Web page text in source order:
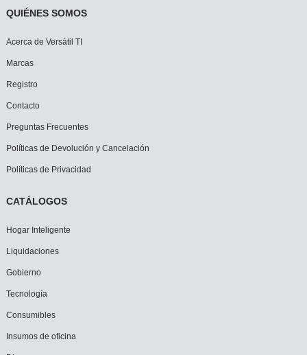
QUIÉNES SOMOS
Acerca de Versátil TI
Marcas
Registro
Contacto
Preguntas Frecuentes
Políticas de Devolución y Cancelación
Políticas de Privacidad
CATÁLOGOS
Hogar Inteligente
Liquidaciones
Gobierno
Tecnología
Consumibles
Insumos de oficina